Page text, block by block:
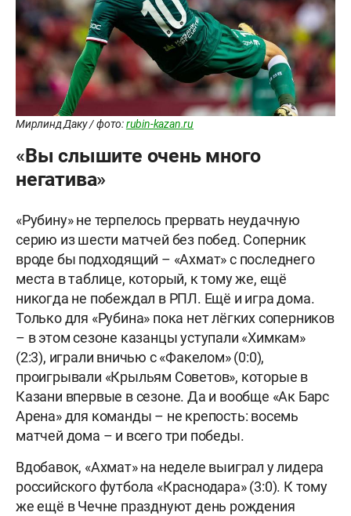
Мирлинд Даку / фото:rubin-kazan.ru
«Вы слышите очень много
негатива»
«Рубину» не терпелось прервать неудачную
серию из шести матчей без побед. Соперник
вроде бы подходящий – «Ахмат» с последнего
места в таблице, который, к тому же, ещё
никогда не побеждал в РПЛ. Ещё и игра дома.
Только для «Рубина» пока нет лёгких соперников
– в этом сезоне казанцы уступали «Химкам»
(2:3), играли вничью с «Факелом» (0:0),
проигрывали «Крыльям Советов», которые в
Казани впервые в сезоне. Да и вообще «Ак Барс
Арена» для команды – не крепость: восемь
матчей дома – и всего три победы.
Вдобавок, «Ахмат» на неделе выиграл у лидера
российского футбола «Краснодара» (3:0). К тому
же ещё в Чечне празднуют день рождения